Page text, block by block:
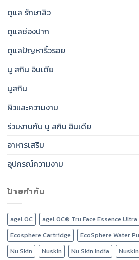
ดูแล รักษาสิว
ดูแลช่องปาก
ดูแลปัญหาริ้วรอย
นู สกิน อินเดีย
นูสกิน
ผิวและความงาม
ร่วมงานกับ นู สกิน อินเดีย
อาหารเสริม
อุปกรณ์ความงาม
ป้ายกำกับ
ageLOC ageLOC® Tru Face Essence Ultra
Ecosphere Cartridge
EcoSphere Water
Nu Skin
Nuskin Nu Skin India